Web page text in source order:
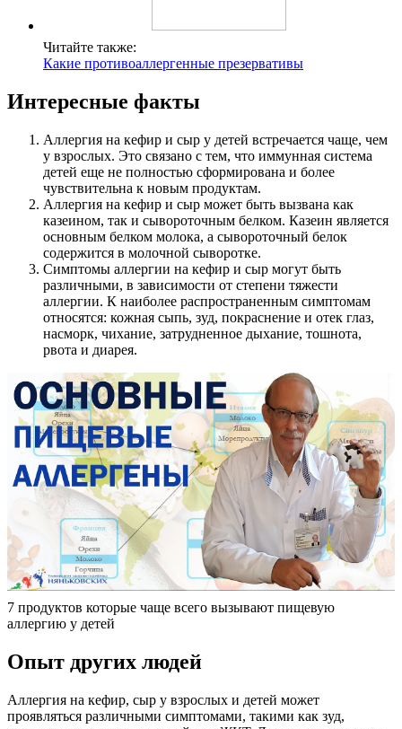
Читайте также:
Какие противоаллергенные презервативы
Интересные факты
Аллергия на кефир и сыр у детей встречается чаще, чем
у взрослых. Это связано с тем, что иммунная система
детей еще не полностью сформирована и более
чувствительна к новым продуктам.
Аллергия на кефир и сыр может быть вызвана как
казеином, так и сывороточным белком. Казеин является
основным белком молока, а сывороточный белок
содержится в молочной сыворотке.
Симптомы аллергии на кефир и сыр могут быть
различными, в зависимости от степени тяжести
аллергии. К наиболее распространенным симптомам
относятся: кожная сыпь, зуд, покраснение и отек глаз,
насморк, чихание, затрудненное дыхание, тошнота,
рвота и диарея.
7 продуктов которые чаще всего вызывают пищевую
аллергию у детей
Опыт других людей
Аллергия на кефир, сыр у взрослых и детей может
проявляться различными симптомами, такими как зуд,